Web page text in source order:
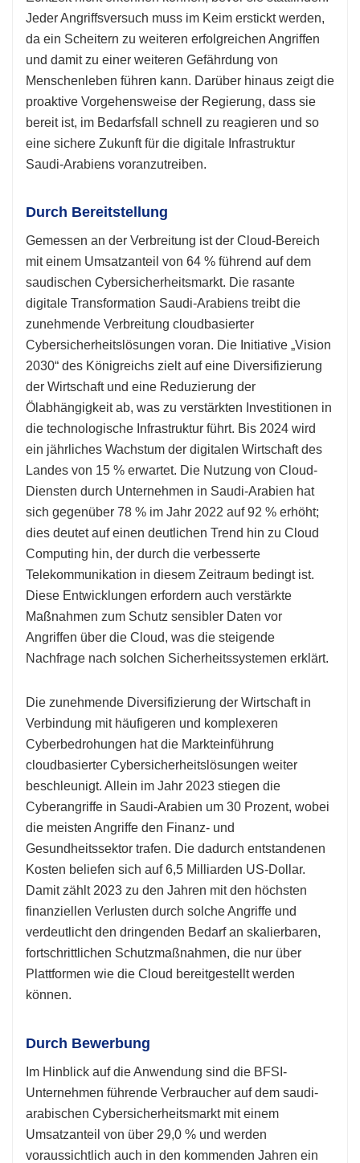
Jeder Angriffsversuch muss im Keim erstickt werden,
da ein Scheitern zu weiteren erfolgreichen Angriffen
und damit zu einer weiteren Gefährdung von
Menschenleben führen kann. Darüber hinaus zeigt die
proaktive Vorgehensweise der Regierung, dass sie
bereit ist, im Bedarfsfall schnell zu reagieren und so
eine sichere Zukunft für die digitale Infrastruktur
Saudi-Arabiens voranzutreiben.
Durch Bereitstellung
Gemessen an der Verbreitung ist der Cloud-Bereich
mit einem Umsatzanteil von 64 % führend auf dem
saudischen Cybersicherheitsmarkt. Die rasante
digitale Transformation Saudi-Arabiens treibt die
zunehmende Verbreitung cloudbasierter
Cybersicherheitslösungen voran. Die Initiative „Vision
2030“ des Königreichs zielt auf eine Diversifizierung
der Wirtschaft und eine Reduzierung der
Ölabhängigkeit ab, was zu verstärkten Investitionen in
die technologische Infrastruktur führt. Bis 2024 wird
ein jährliches Wachstum der digitalen Wirtschaft des
Landes von 15 % erwartet. Die Nutzung von Cloud-
Diensten durch Unternehmen in Saudi-Arabien hat
sich gegenüber 78 % im Jahr 2022 auf 92 % erhöht;
dies deutet auf einen deutlichen Trend hin zu Cloud
Computing hin, der durch die verbesserte
Telekommunikation in diesem Zeitraum bedingt ist.
Diese Entwicklungen erfordern auch verstärkte
Maßnahmen zum Schutz sensibler Daten vor
Angriffen über die Cloud, was die steigende
Nachfrage nach solchen Sicherheitssystemen erklärt.
Die zunehmende Diversifizierung der Wirtschaft in
Verbindung mit häufigeren und komplexeren
Cyberbedrohungen hat die Markteinführung
cloudbasierter Cybersicherheitslösungen weiter
beschleunigt. Allein im Jahr 2023 stiegen die
Cyberangriffe in Saudi-Arabien um 30 Prozent, wobei
die meisten Angriffe den Finanz- und
Gesundheitssektor trafen. Die dadurch entstandenen
Kosten beliefen sich auf 6,5 Milliarden US-Dollar.
Damit zählt 2023 zu den Jahren mit den höchsten
finanziellen Verlusten durch solche Angriffe und
verdeutlicht den dringenden Bedarf an skalierbaren,
fortschrittlichen Schutzmaßnahmen, die nur über
Plattformen wie die Cloud bereitgestellt werden
können.
Durch Bewerbung
Im Hinblick auf die Anwendung sind die BFSI-
Unternehmen führende Verbraucher auf dem saudi-
arabischen Cybersicherheitsmarkt mit einem
Umsatzanteil von über 29,0 % und werden
voraussichtlich auch in den kommenden Jahren ein